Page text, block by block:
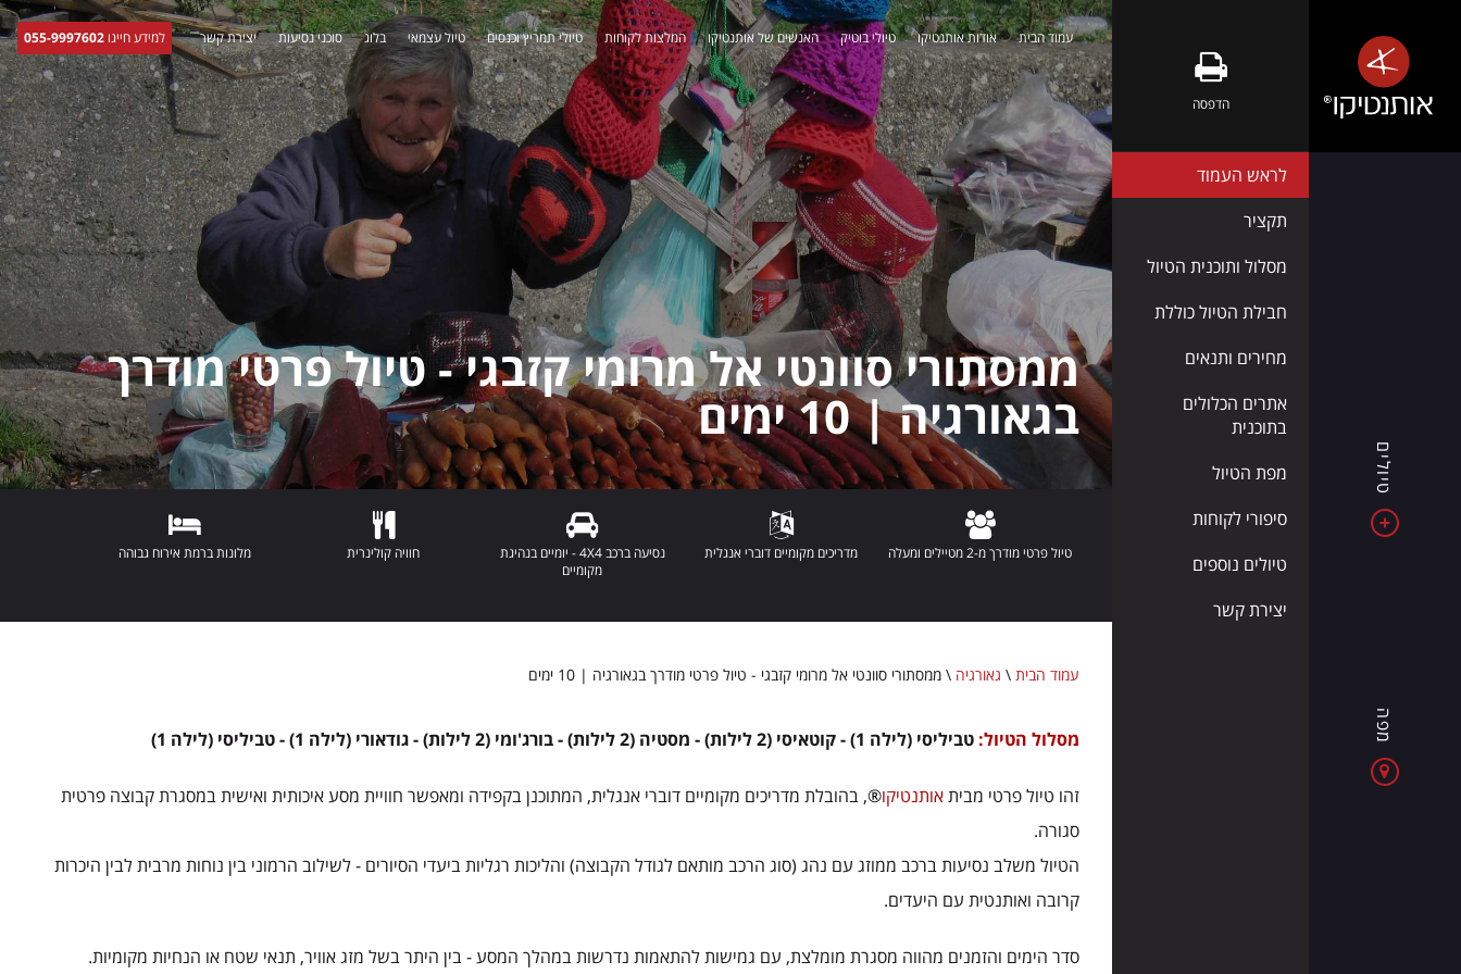
טיולים
מפה
אלבניה
-
פראי,
אלבניה
מרשימים
חדשות
לראש העמוד
תקציר
מסלול ותוכנית הטיול
חבילת הטיול כוללת
מחירים ותנאים
אתרים הכלולים
בתוכנית
מפת הטיול
סיפורי לקוחות
טיולים נוספים
יצירת קשר
הדפסה
עמוד הבית אודות אותנטיקו טיולי בוטיק האנשים של אותנטיקו המלצות לקוחות טיולי תמריץ וכנסים טיול עצמאי בלוג סוכני נסיעות יצירת קשר למידע חייגו 055-9997602
ממסתורי סוונטי אל מרומי קזבגי - טיול פרטי מודרך
בגאורגיה | 10 ימים
טיול פרטי מודרך מ-2 מטיילים ומעלה מדריכים מקומיים דוברי אנגלית
נסיעה ברכב 4X4 - יומיים בנהיגת
מקומיים
חוויה קולינרית מלונות ברמת אירוח גבוהה
עמוד הבית\ גאורגיה \ ממסתורי סוונטי אל מרומי קזבגי - טיול פרטי מודרך בגאורגיה | 10 ימים
מסלול הטיול: טביליסי (לילה 1) - קוטאיסי (2 לילות) - מסטיה (2 לילות) - בורג'ומי (2 לילות) - גודאורי (לילה 1) - טביליסי (לילה 1)
זהו טיול פרטי מביתאותנטיקו®, בהובלת מדריכים מקומיים דוברי אנגלית, המתוכנן בקפידה ומאפשר חוויית מסע איכותית ואישית במסגרת קבוצה פרטית
סגורה.
הטיול משלב נסיעות ברכב ממוזג עם נהג (סוג הרכב מותאם לגודל הקבוצה) והליכות רגליות ביעדי הסיורים - לשילוב הרמוני בין נוחות מרבית לבין היכרות
קרובה ואותנטית עם היעדים.
סדר הימים והזמנים מהווה מסגרת מומלצת, עם גמישות להתאמות נדרשות במהלך המסע - בין היתר בשל מזג אוויר, תנאי שטח או הנחיות מקומיות.